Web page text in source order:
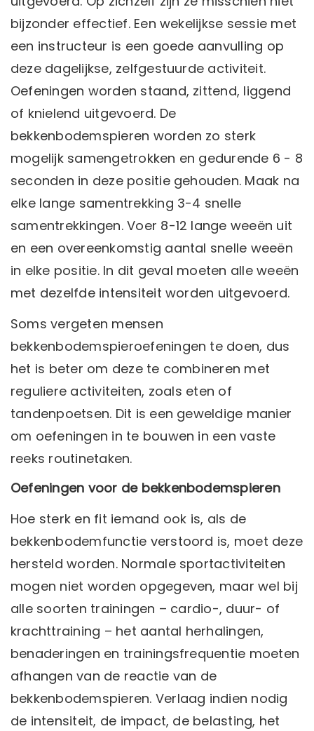
bijzonder effectief. Een wekelijkse sessie met
een instructeur is een goede aanvulling op
deze dagelijkse, zelfgestuurde activiteit.
Oefeningen worden staand, zittend, liggend
of knielend uitgevoerd. De
bekkenbodemspieren worden zo sterk
mogelijk samengetrokken en gedurende 6 - 8
seconden in deze positie gehouden. Maak na
elke lange samentrekking 3-4 snelle
samentrekkingen. Voer 8-12 lange weeën uit
en een overeenkomstig aantal snelle weeën
in elke positie. In dit geval moeten alle weeën
met dezelfde intensiteit worden uitgevoerd.
Soms vergeten mensen
bekkenbodemspieroefeningen te doen, dus
het is beter om deze te combineren met
reguliere activiteiten, zoals eten of
tandenpoetsen. Dit is een geweldige manier
om oefeningen in te bouwen in een vaste
reeks routinetaken.
Oefeningen voor de bekkenbodemspieren
Hoe sterk en fit iemand ook is, als de
bekkenbodemfunctie verstoord is, moet deze
hersteld worden. Normale sportactiviteiten
mogen niet worden opgegeven, maar wel bij
alle soorten trainingen – cardio-, duur- of
krachttraining – het aantal herhalingen,
benaderingen en trainingsfrequentie moeten
afhangen van de reactie van de
bekkenbodemspieren. Verlaag indien nodig
de intensiteit, de impact, de belasting, het